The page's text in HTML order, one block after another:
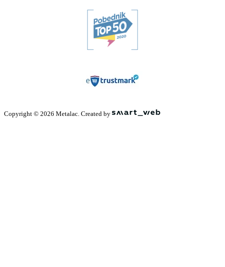
Copyright © 2026 Metalac. Created by